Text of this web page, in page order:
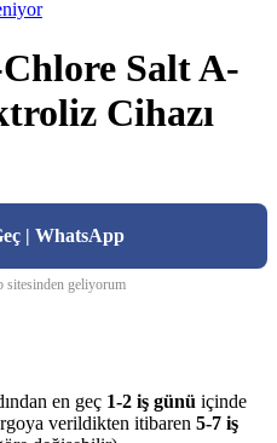
Salt A-
Cihazı
| WhatsApp
geliyorum
en geç 1-2 iş günü içinde
verildikten itibaren 5-7 iş